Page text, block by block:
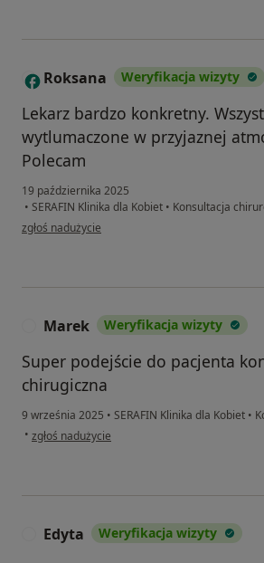
R Roksana Weryfikacja wizyty
Lekarz bardzo konkretny.
wytlumaczone w przyjaznej
Polecam
19 października 2025
• SERAFIN Klinika dla Kobiet • Konsultacja
w opinii użytkownika Roksana
zgłoś nadużycie
Marek Weryfikacja wizyty
Super podejście do pacjenta
chirugiczna
9 września 2025 • SERAFIN Klinika dla Kobiet •
• w opinii użytkownika Marek
zgłoś nadużycie
Edyta Weryfikacja wizyty